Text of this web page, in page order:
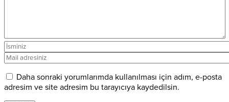
Daha sonraki yorumlarımda kullanılması için adım, e-posta
adresim ve site adresim bu tarayıcıya kaydedilsin.